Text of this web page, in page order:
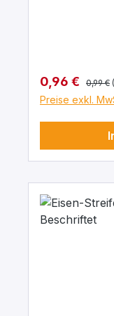
0,96 € 0,99 €
Preise exkl.